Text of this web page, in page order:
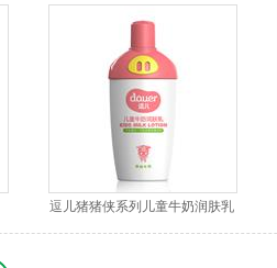
逗儿猪猪侠系列儿童牛奶润肤乳